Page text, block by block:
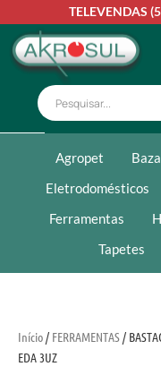
TELEVENDAS
Agropet
Eletrodomésticos
Ferramentas
Tapetes
Início/ FERRAMENTAS/
EDA 3UZ